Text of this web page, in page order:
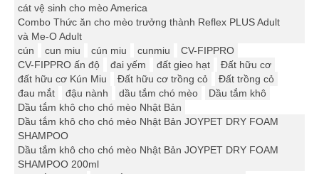
cát vệ sinh cho mèo America
Combo Thức ăn cho mèo trưởng thành Reflex PLUS Adult
và Me-O Adult
cún
cun miu cún miu cunmiu
CV-FIPPRO
CV-FIPPRO ấn độ
đai yếm đất gieo hạt
Đất hữu cơ
đất hữu cơ Kún Miu
Đất hữu cơ trồng cỏ
Đất trồng cỏ
đau mắt
đậu nành dầu tắm chó mèo
Dầu tắm khô
Dầu tắm khô cho chó mèo Nhật Bản
Dầu tắm khô cho chó mèo Nhật Bản JOYPET DRY FOAM
SHAMPOO
Dầu tắm khô cho chó mèo Nhật Bản JOYPET DRY FOAM
SHAMPOO 200ml